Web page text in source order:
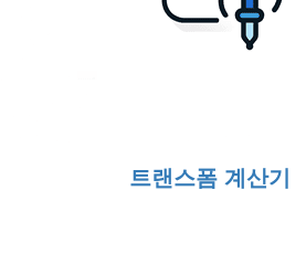
트랜스폼 계산기